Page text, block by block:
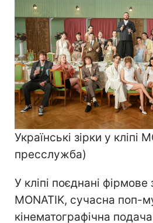
Українські зірки у кліпі
пресслужба)
У кліпі поєднані фірмове
MONATIK, сучасна поп-
кінематографічна